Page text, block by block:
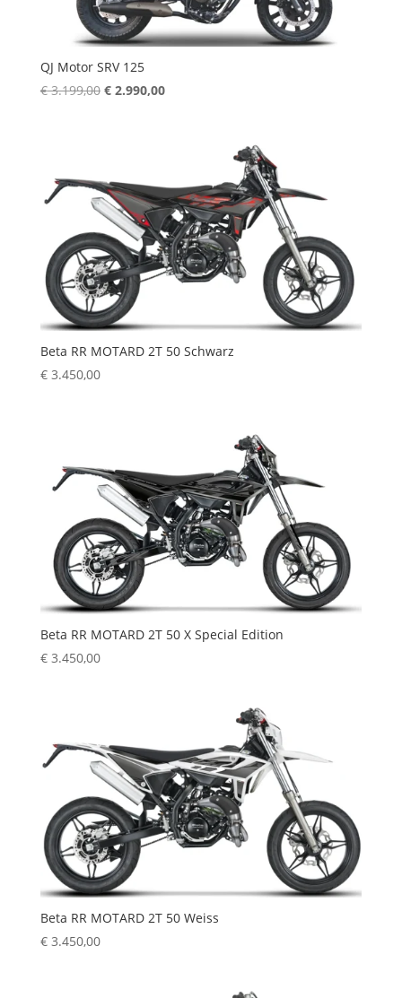
QJ Motor SRV 125
€3.199,00 Ursprünglicher
€2.990,00Aktueller
Beta RR MOTARD 2T 50 Schwarz
€3.450,00
Beta RR MOTARD 2T 50 X Special Edition
€3.450,00
Beta RR MOTARD 2T 50 Weiss
€3.450,00